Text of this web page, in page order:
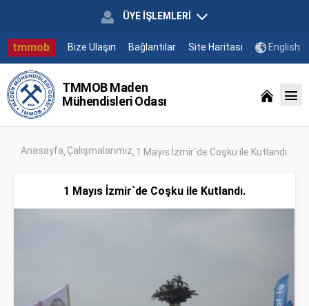
ÜYE İŞLEMLERİ
tmmob Bize Ulaşın Bağlantılar Site Haritası English
TMMOB Maden
Mühendisleri Odası
Anasayfa Çalışmalarımız 1 Mayıs İzmir`de Coşku ile Kutlandı.
1 Mayıs İzmir`de Coşku ile Kutlandı.